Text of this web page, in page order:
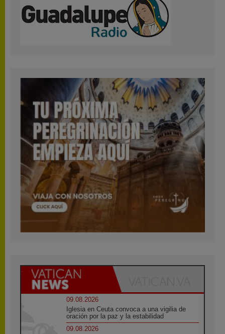
09.08.2026
Iglesia en Ceuta convoca a una vigilia de
oración por la paz y la estabilidad
09.08.2026